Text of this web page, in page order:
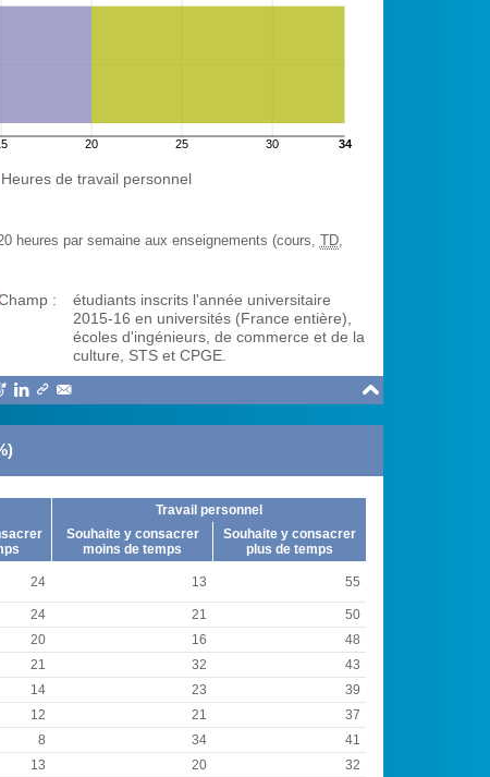
20 25 30 34
Heures de travail personnel
heures par semaine aux enseignements (cours, TD,
:
étudiants inscrits l'année universitaire
2015-16 en universités (France entière),
écoles d'ingénieurs, de commerce et de la
culture, STS et CPGE.

  
Travail personnel
Souhaite y consacrer
moins de temps
Souhaite y consacrer
plus de temps
24 13 55
24 21
50
20 16
48
21 32
43
14 23
39
12 21
37
8 34
41
13 20
32